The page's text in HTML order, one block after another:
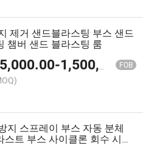
제거 샌드블라스팅 부스 샌드
챔버 샌드 블라스팅 룸
-1,500,000.00 FOB
지 스프레이 부스 자동 분체
스트 부스 사이클론 회수 시스